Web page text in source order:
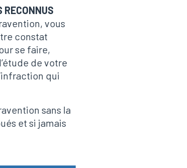
RECONNUS
vous
constat
se faire,
de votre
qui
sans la
et si jamais